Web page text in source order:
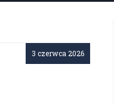
3 czerwca 2026